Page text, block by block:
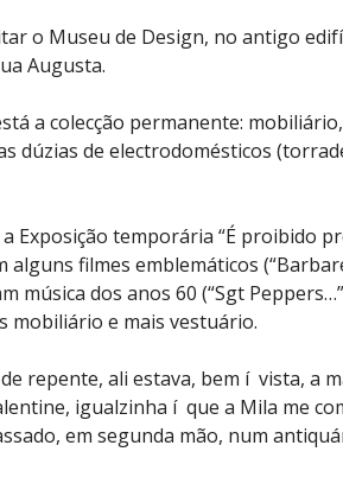
o Museu de Design, no antigo
Augusta.
a colecção permanente:
dúzias de electrodomésticos
Exposição temporária “É proibido
alguns filmes emblemáticos
música dos anos 60 (“Sgt
mobiliário e mais vestuário.
de repente, ali estava, bem í vista, a
igualzinha í que a Mila me
em segunda mão, num